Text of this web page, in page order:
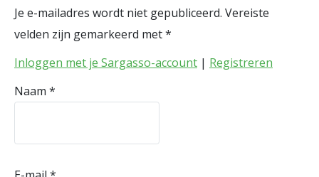
Je e-mailadres wordt niet gepubliceerd. Vereiste
velden zijn gemarkeerd met*
Inloggen met je Sargasso-account | Registreren
Naam *